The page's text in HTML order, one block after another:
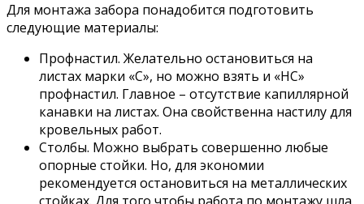
Для монтажа забора понадобится подготовить
следующие материалы:
Профнастил. Желательно остановиться на
листах марки «С», но можно взять и «НС»
профнастил. Главное – отсутствие капиллярной
канавки на листах. Она свойственна настилу для
кровельных работ.
Столбы. Можно выбрать совершенно любые
опорные стойки. Но, для экономии
рекомендуется остановиться на металлических